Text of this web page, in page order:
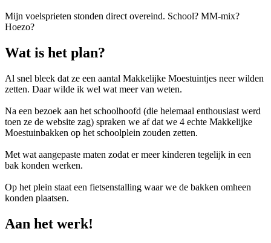
Mijn voelsprieten stonden direct overeind. School? MM-mix?
Hoezo?
Wat is het plan?
Al snel bleek dat ze een aantal Makkelijke Moestuintjes neer wilden
zetten. Daar wilde ik wel wat meer van weten.
Na een bezoek aan het schoolhoofd (die helemaal enthousiast werd
toen ze de website zag) spraken we af dat we 4 echte Makkelijke
Moestuinbakken op het schoolplein zouden zetten.
Met wat aangepaste maten zodat er meer kinderen tegelijk in een
bak konden werken.
Op het plein staat een fietsenstalling waar we de bakken omheen
konden plaatsen.
Aan het werk!